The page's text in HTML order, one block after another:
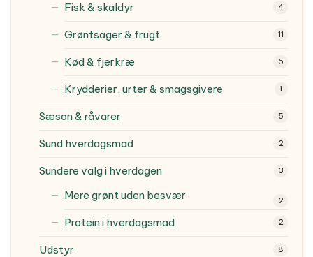
Fisk & skaldyr 4
Grøntsager & frugt 11
Kød & fjerkræ 5
Krydderier, urter & smagsgivere 1
Sæson & råvarer 5
Sund hverdagsmad 2
Sundere valg i hverdagen 3
Mere grønt uden besvær 2
Protein i hverdagsmad 2
Udstyr 8